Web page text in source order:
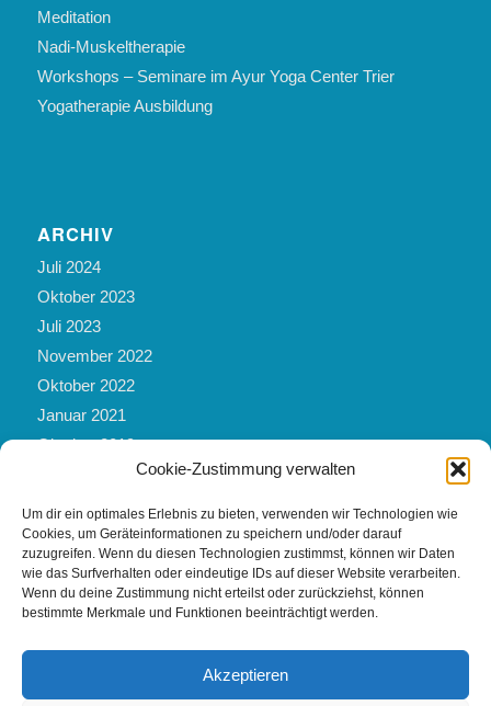
Cookie-Zustimmung verwalten
Um dir ein optimales Erlebnis zu bieten, verwenden wir Technologien wie
Cookies, um Geräteinformationen zu speichern und/oder darauf
zuzugreifen. Wenn du diesen Technologien zustimmst, können wir Daten
wie das Surfverhalten oder eindeutige IDs auf dieser Website verarbeiten.
Wenn du deine Zustimmung nicht erteilst oder zurückziehst, können
bestimmte Merkmale und Funktionen beeinträchtigt werden.
Akzeptieren
Meditation
Nadi-Muskeltherapie
Workshops – Seminare im Ayur Yoga Center Trier
Yogatherapie Ausbildung
ARCHIV
Juli 2024
Oktober 2023
Juli 2023
November 2022
Oktober 2022
Januar 2021
Oktober 2019
Februar 2017
November 2016
Februar 2016
September 2012